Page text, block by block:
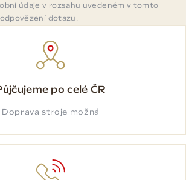
údaje v rozsahu uvedeném v tomto
dotazu.
po celé ČR
Doprava stroje možná